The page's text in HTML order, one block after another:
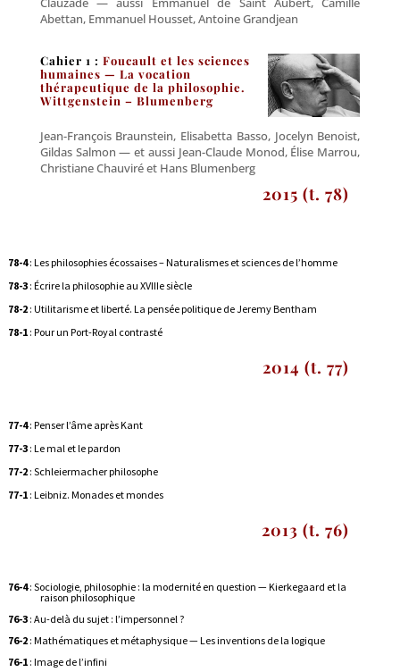
Abettan, Emmanuel Housset, Antoine Grandjean
Cahier 1 : Foucault et les sciences
humaines — La vocation
thérapeutique de la philosophie.
Wittgenstein – Blumenberg
Jean-François Braunstein, Elisabetta Basso, Jocelyn Benoist,
Gildas Salmon — et aussi Jean-Claude Monod, Élise Marrou,
Christiane Chauviré et Hans Blumenberg
2015 (t. 78)
78-4: Les philosophies écossaises – Naturalismes et sciences de l’homme
78-3: Écrire la philosophie au XVIIIe siècle
78-2: Utilitarisme et liberté. La pensée politique de Jeremy Bentham
78-1: Pour un Port-Royal contrasté
2014 (t. 77)
77-4: Penser l’âme après Kant
77-3: Le mal et le pardon
77-2: Schleiermacher philosophe
77-1: Leibniz. Monades et mondes
2013 (t. 76)
76-4: Sociologie, philosophie : la modernité en question — Kierkegaard et la
raison philosophique
76-3: Au-delà du sujet : l’impersonnel ?
76-2: Mathématiques et métaphysique — Les inventions de la logique
76-1: Image de l’infini